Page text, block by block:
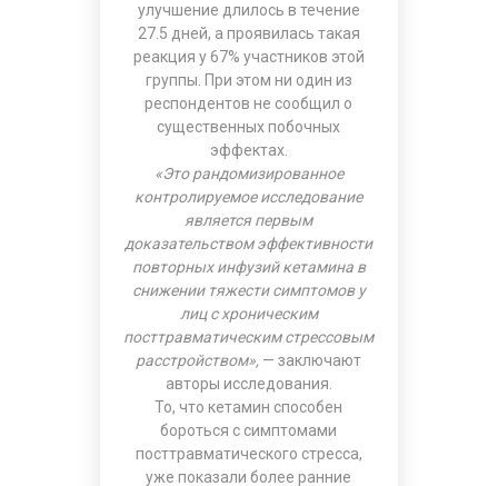
улучшение длилось в течение
27.5 дней, а проявилась такая
реакция у 67% участников этой
группы. При этом ни один из
респондентов не сообщил о
существенных побочных
эффектах.
«Это рандомизированное
контролируемое исследование
является первым
доказательством эффективности
повторных инфузий кетамина в
снижении тяжести симптомов у
лиц с хроническим
посттравматическим стрессовым
расстройством», — заключают
авторы исследования.
То, что кетамин способен
бороться с симптомами
посттравматического стресса,
уже показали более ранние